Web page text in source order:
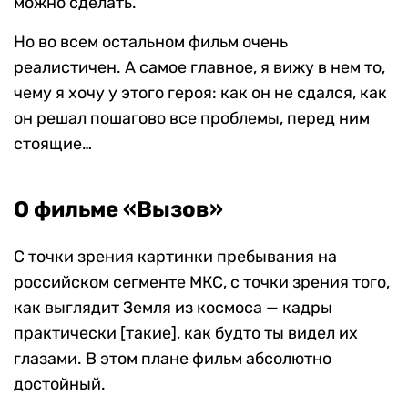
Но во всем остальном фильм очень
реалистичен. А самое главное, я вижу в нем то,
чему я хочу у этого героя: как он не сдался, как
он решал пошагово все проблемы, перед ним
стоящие…
О фильме «Вызов»
С точки зрения картинки пребывания на
российском сегменте МКС, с точки зрения того,
как выглядит Земля из космоса — кадры
практически [такие], как будто ты видел их
глазами. В этом плане фильм абсолютно
достойный.